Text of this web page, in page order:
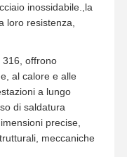
inossidabile
inossidabile.,la
loro resistenza,
316, offrono
al calore e alle
a lungo
di saldatura
precise,
meccaniche